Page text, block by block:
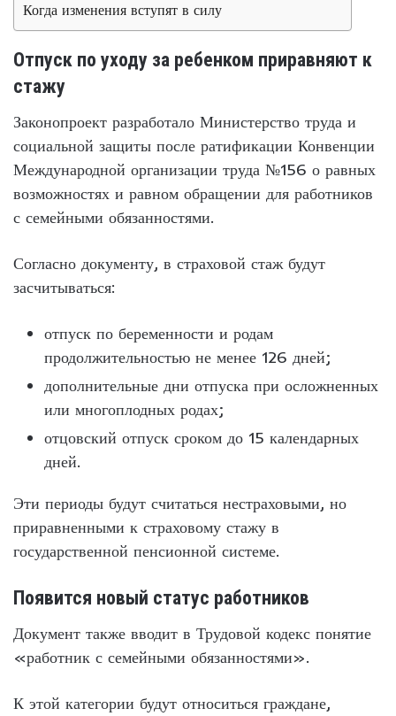
Когда изменения вступят в силу
Отпуск по уходу за ребенком приравняют к
стажу
Законопроект разработало Министерство труда и
социальной защиты после ратификации Конвенции
Международной организации труда №156 о равных
возможностях и равном обращении для работников
с семейными обязанностями.
Согласно документу, в страховой стаж будут
засчитываться:
отпуск по беременности и родам
продолжительностью не менее 126 дней;
дополнительные дни отпуска при осложненных
или многоплодных родах;
отцовский отпуск сроком до 15 календарных
дней.
Эти периоды будут считаться нестраховыми, но
приравненными к страховому стажу в
государственной пенсионной системе.
Появится новый статус работников
Документ также вводит в Трудовой кодекс понятие
«работник с семейными обязанностями».
К этой категории будут относиться граждане,